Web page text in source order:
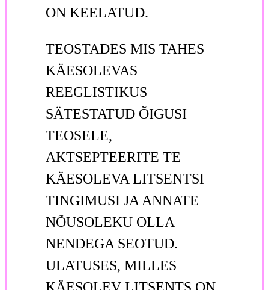
ON KEELATUD.
TEOSTADES MIS TAHES
KÄESOLEVAS
REEGLISTIKUS
SÄTESTATUD ÕIGUSI
TEOSELE,
AKTSEPTEERITE TE
KÄESOLEVA LITSENTSI
TINGIMUSI JA ANNATE
NÕUSOLEKU OLLA
NENDEGA SEOTUD.
ULATUSES, MILLES
KÄESOLEV LITSENTS ON